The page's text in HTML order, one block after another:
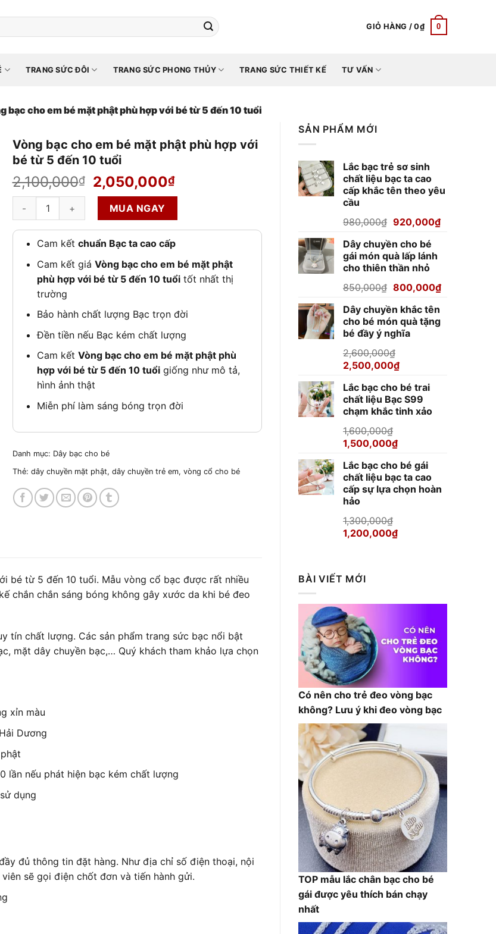
GIỎ HÀNG /0₫ 0
TRANG SỨC ĐÔI TRANG SỨC PHONG THỦY TRANG SỨC THIẾT KẾ TƯ VẤN
bạc cho em bé mặt phật phù hợp với bé từ 5 đến 10 tuổi
SẢN PHẨM MỚI
Lắc bạc trẻ sơ sinh
chất liệu bạc ta cao
cấp khắc tên theo yêu
cầu
980,000₫ Giá
là:
980,000₫.
920,000₫Giá
Dây chuyền cho bé
gái món quà lấp lánh
cho thiên thần nhỏ
850,000₫ Giá
là:
850,000₫.
800,000₫Giá
là:
Dây chuyền khắc tên
cho bé món quà tặng
bé đầy ý nghĩa
2,600,000₫
Giá
là:
2,600,000₫.
2,500,000₫Giá
tại
là:
2,500,000₫.
Lắc bạc cho bé trai
chất liệu Bạc S99
chạm khắc tinh xảo
1,600,000₫
Giá
là:
1,600,000₫.
1,500,000₫Giá
tại
là:
1,500,000₫.
Lắc bạc cho bé gái
chất liệu bạc ta cao
cấp sự lựa chọn hoàn
hảo
1,300,000₫
Giá
1,200,000₫Giá
BÀI VIẾT MỚI
Có nên cho trẻ đeo vòng bạc
không? Lưu ý khi đeo vòng bạc
TOP mẫu lắc chân bạc cho bé
gái được yêu thích bán chạy
nhất
Vòng bạc cho em bé mặt phật phù hợp với
bé từ 5 đến 10 tuổi
2,100,000₫
Giá
gốc
2,100,000₫.
2,050,000₫Giá
hiện
là:
2,050,000₫.
Vòng bạc cho em bé mặt phật phù hợp với bé từ 5 đến 10 tuổi số lượng
MUA NGAY
Cam kếtchuẩn Bạc ta cao cấp
Cam kết giáVòng bạc cho em bé mặt phật
phù hợp với bé từ 5 đến 10 tuổi tốt nhất thị
trường
Bảo hành chất lượng Bạc trọn đời
Đền tiền nếu Bạc kém chất lượng
Cam kếtVòng bạc cho em bé mặt phật phù
hợp với bé từ 5 đến 10 tuổi giống như mô tả,
hình ảnh thật
Miễn phí làm sáng bóng trọn đời
Danh mục: Dây bạc cho bé
Thẻ: dây chuyền mặt phật, dây chuyền trẻ em, vòng cổ cho bé
bé từ 5 đến 10 tuổi. Mẫu vòng cổ bạc được rất nhiều
chắn chắn sáng bóng không gây xước da khi bé đeo
tín chất lượng. Các sản phẩm trang sức bạc nổi bật
mặt dây chuyền bạc,… Quý khách tham khảo lựa chọn
xỉn màu
Dương
lần nếu phát hiện bạc kém chất lượng
dụng
đủ thông tin đặt hàng. Như địa chỉ số điện thoại, nội
sẽ gọi điện chốt đơn và tiến hành gửi.